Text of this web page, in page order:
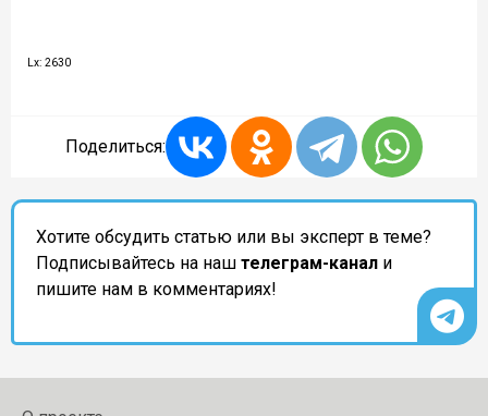
Lx: 2630
Поделиться:
Хотите обсудить статью или вы эксперт в теме?
Подписывайтесь на наш телеграм-канал и
пишите нам в комментариях!